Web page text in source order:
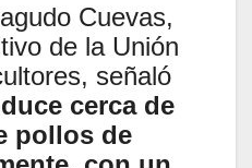
Cuevas,
de la Unión
señaló
cerca de
pollos de